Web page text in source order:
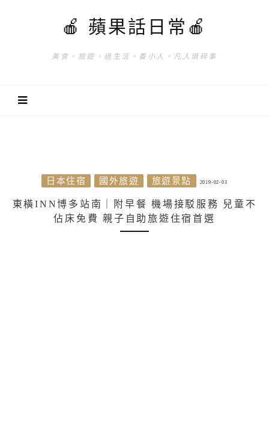
🍎 蘋果話日常🍎
美食。旅遊。過生活。養小人。凡人瑣碎事
日本住宿 國外旅遊 旅遊景點 2019-02-03
東橫INN博多站南｜附早餐 機場接駁服務 兒童不
佔床免費 親子自助旅遊住宿首選